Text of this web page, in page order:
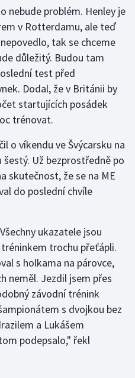
nebude problém. Henley je
v Rotterdamu, ale teď
tak se chceme
důležitý. Budou tam
test před
Dodal, že v Británii by
startujících posádek
trénovat.
o víkendu ve Švýcarsku na
Už bezprostředně po
skutečnost, že se na ME
do poslední chvíle
ukazatele jsou
trochu přeťápli.
s holkama na párovce,
neměl. Jezdil jsem přes
závodní trénink
s dvojkou bez
a Lukášem
podepsalo," řekl